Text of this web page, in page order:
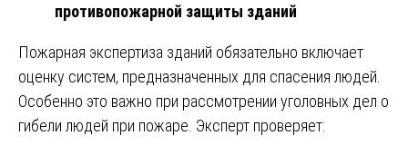
противопожарной защиты зданий
Пожарная экспертиза зданий обязательно включает
оценку систем, предназначенных для спасения людей.
Особенно это важно при рассмотрении уголовных дел о
гибели людей при пожаре. Эксперт проверяет: